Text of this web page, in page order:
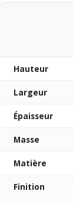
Hauteur
Largeur
Épaisseur
Masse
Matière
Finition